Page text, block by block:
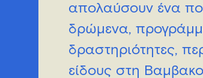
απολαύσουν ένα
δρώμενα,
δραστηριότητες,
είδους στη